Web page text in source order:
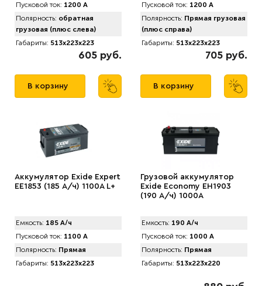
Пусковой ток: 1200 А
Полярность: обратная
грузовая (плюс слева)
Габариты: 513x223x223
605 руб.
В корзину
Пусковой ток: 1200 А
Полярность: Прямая грузовая
(плюс справа)
Габариты: 513x223x223
705 руб.
В корзину
Аккумулятор Exide Expert
EE1853 (185 А/ч) 1100A L+
Емкость: 185 А/ч
Пусковой ток: 1100 А
Полярность: Прямая
Габариты: 513x223x223
Грузовой аккумулятор
Exide Economy EH1903
(190 А/ч) 1000A
Емкость: 190 А/ч
Пусковой ток: 1000 А
Полярность: Прямая
Габариты: 513x223x220